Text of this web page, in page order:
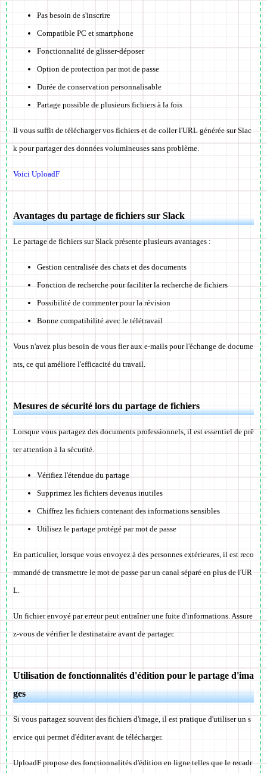
Pas besoin de s'inscrire
Compatible PC et smartphone
Fonctionnalité de glisser-déposer
Option de protection par mot de passe
Durée de conservation personnalisable
Partage possible de plusieurs fichiers à la fois
Il vous suffit de télécharger vos fichiers et de coller l'URL générée sur Slac
k pour partager des données volumineuses sans problème.
Voici UploadF
Avantages du partage de fichiers sur Slack
Le partage de fichiers sur Slack présente plusieurs avantages :
Gestion centralisée des chats et des documents
Fonction de recherche pour faciliter la recherche de fichiers
Possibilité de commenter pour la révision
Bonne compatibilité avec le télétravail
Vous n'avez plus besoin de vous fier aux e-mails pour l'échange de docume
nts, ce qui améliore l'efficacité du travail.
Mesures de sécurité lors du partage de fichiers
Lorsque vous partagez des documents professionnels, il est essentiel de prê
ter attention à la sécurité.
Vérifiez l'étendue du partage
Supprimez les fichiers devenus inutiles
Chiffrez les fichiers contenant des informations sensibles
Utilisez le partage protégé par mot de passe
En particulier, lorsque vous envoyez à des personnes extérieures, il est reco
mmandé de transmettre le mot de passe par un canal séparé en plus de l'UR
L.
Un fichier envoyé par erreur peut entraîner une fuite d'informations.Assure
z-vous de vérifier le destinataire avant de partager.
Utilisation de fonctionnalités d'édition pour le partage d'ima
ges
Si vous partagez souvent des fichiers d'image, il est pratique d'utiliser un s
ervice qui permet d'éditer avant de télécharger.
UploadF propose des fonctionnalités d'édition en ligne telles que le recadr